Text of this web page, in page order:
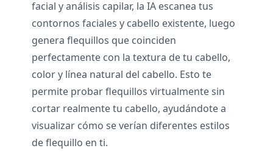
facial y análisis capilar, la IA escanea tus
contornos faciales y cabello existente, luego
genera flequillos que coinciden
perfectamente con la textura de tu cabello,
color y línea natural del cabello. Esto te
permite probar flequillos virtualmente sin
cortar realmente tu cabello, ayudándote a
visualizar cómo se verían diferentes estilos
de flequillo en ti.